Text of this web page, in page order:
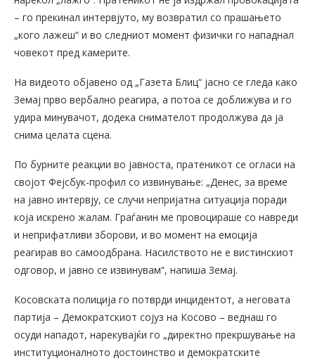
– го прекинал интервјуто, му возвратил со прашањето
„кого лажеш“ и во следниот момент физички го нападнал
човекот пред камерите.
На видеото објавено од „Газета Блиц“ јасно се гледа како
Земај прво вербално реагира, а потоа се доближува и го
удира минувачот, додека снимателот продолжува да ја
снима целата сцена.
По бурните реакции во јавноста, пратеникот се огласи на
својот Фејсбук-профил со извинување: „Денес, за време
на јавно интервју, се случи непријатна ситуација поради
која искрено жалам. Граѓанин ме провоцираше со навреди
и неприфатливи зборови, и во момент на емоција
реагирав во самоодбрана. Насилството не е вистинскиот
одговор, и јавно се извинувам“, напиша Земај.
Косовската полиција го потврди инцидентот, а неговата
партија – Демократскиот сојуз на Косово – веднаш го
осуди нападот, нарекувајќи го „директно прекршување на
институционалното достоинство и демократските